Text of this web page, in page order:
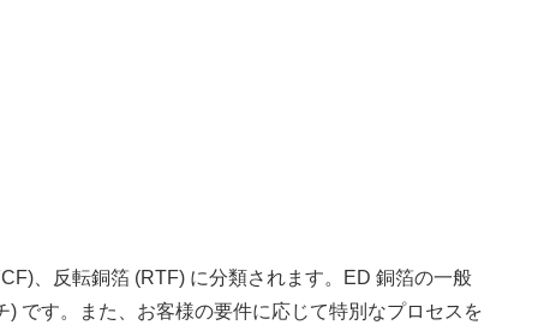
、反転銅箔 (RTF) に分類されます。ED 銅箔の一般
です。また、お客様の要件に応じて特別なプロセスを